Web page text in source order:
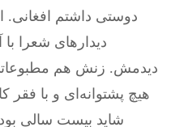
دوستی داشتم
دیدارهای شعرا
دیدمش. زنش هم
هیچ پشتوانه‌ای و با فقر
شاید بیست سالی بود